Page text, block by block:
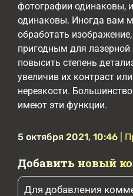
фотографии одинаковы,
одинаковы. Иногда вам
обработать
пригодным для
повысить степень
увеличив их контраст
нерезкости.
имеют эти функции.
5 октября 2021, 10:46 |
Добавить новый
Для добавления